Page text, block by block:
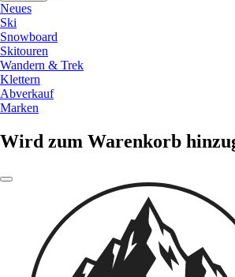
Neues
Ski
Snowboard
Skitouren
Wandern & Trek
Klettern
Abverkauf
Marken
Wird zum Warenkorb